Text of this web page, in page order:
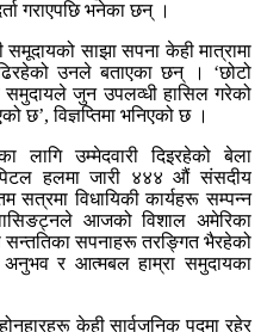
गराएपछि भनेका छन् ।
साझा सपना केही मात्रामा
उनले बताएका छन् । ‘छोटो
समुदायले जुन उपलव्धी हासिल गरेको
छ’, विज्ञप्तिमा भनिएको छ ।
उम्मेदवारी दिइरहेको बेला
हलमा जारी ४४४ औं संसदीय
सत्रमा विधायिकी कार्यहरू सम्पन्न
आजको विशाल अमेरिका
सन्ततिका सपनाहरू तरङ्गित भैरहेको
र आत्मबल हाम्रा समुदायका
केही सार्वजनिक पदमा रहेर